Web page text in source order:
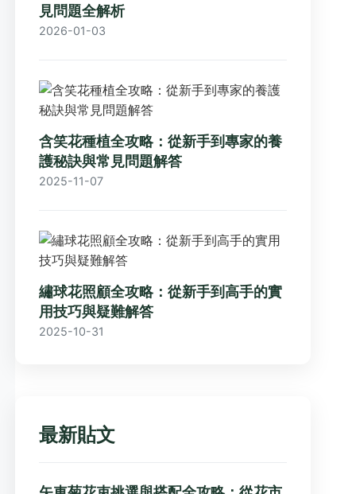
見問題全解析
2026-01-03
含笑花種植全攻略：從新手到專家的養
護秘訣與常見問題解答
2025-11-07
繡球花照顧全攻略：從新手到高手的實
用技巧與疑難解答
2025-10-31
最新貼文